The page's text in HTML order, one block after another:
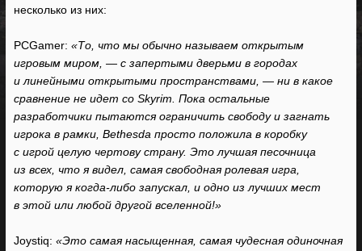
несколько из них:
PCGamer: «То, что мы обычно называем открытым
игровым миром, — с запертыми дверьми в городах
и линейными открытыми пространствами, — ни в какое
сравнение не идет со Skyrim. Пока остальные
разработчики пытаются ограничить свободу и загнать
игрока в рамки, Bethesda просто положила в коробку
с игрой целую чертову страну. Это лучшая песочница
из всех, что я видел, самая свободная ролевая игра,
которую я когда-либо запускал, и одно из лучших мест
в этой или любой другой вселенной!»
Joystiq: «Это самая насыщенная, самая чудесная одиночная